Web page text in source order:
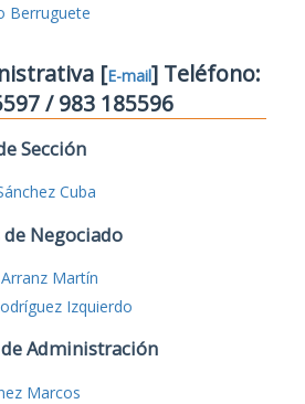
Berruguete
[E-mail] Teléfono:
/ 983 185596
Sección
Cuba
de Negociado
Martín
Izquierdo
Administración
Marcos